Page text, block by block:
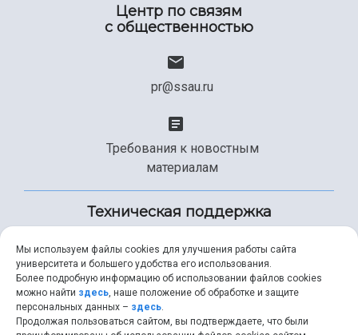
Центр по связям
с общественностью
pr@ssau.ru
Требования к новостным
материалам
Техническая поддержка
+7 (846) 267-49-99
Мы используем файлы cookies для улучшения работы сайта
университета и большего удобства его использования.
Более подробную информацию об использовании файлов cookies
можно найти здесь, наше положение об обработке и защите
персональных данных – здесь.
Продолжая пользоваться сайтом, вы подтверждаете, что были